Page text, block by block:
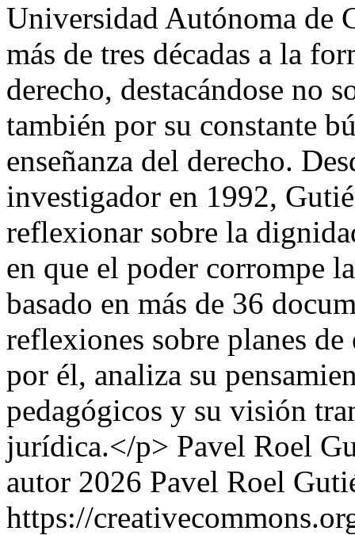
Universidad Autónoma de
más de tres décadas a la
derecho, destacándose no
también por su constante
enseñanza del derecho.
investigador en 1992,
reflexionar sobre la
en que el poder corrompe
basado en más de 36
reflexiones sobre planes
por él, analiza su
pedagógicos y su visión
jurídica.</p> Pavel Roel
autor 2026 Pavel Roel
https://